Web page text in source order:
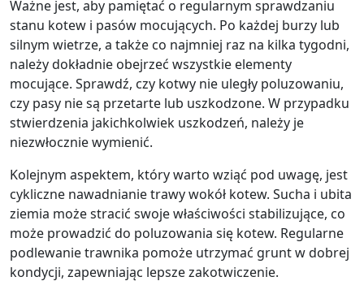
Ważne jest, aby pamiętać o regularnym sprawdzaniu
stanu kotew i pasów mocujących. Po każdej burzy lub
silnym wietrze, a także co najmniej raz na kilka tygodni,
należy dokładnie obejrzeć wszystkie elementy
mocujące. Sprawdź, czy kotwy nie uległy poluzowaniu,
czy pasy nie są przetarte lub uszkodzone. W przypadku
stwierdzenia jakichkolwiek uszkodzeń, należy je
niezwłocznie wymienić.
Kolejnym aspektem, który warto wziąć pod uwagę, jest
cykliczne nawadnianie trawy wokół kotew. Sucha i ubita
ziemia może stracić swoje właściwości stabilizujące, co
może prowadzić do poluzowania się kotew. Regularne
podlewanie trawnika pomoże utrzymać grunt w dobrej
kondycji, zapewniając lepsze zakotwiczenie.